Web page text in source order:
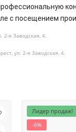
с посещением
2-я Заводская, 4.
ул. 2-я Заводская, 4.
Лидер продаж!
-6%